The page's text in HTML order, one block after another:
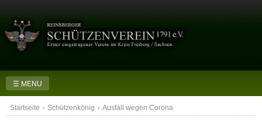
content
☰ MENU
Startseite › Schützenkönig › Ausfall wegen Corona